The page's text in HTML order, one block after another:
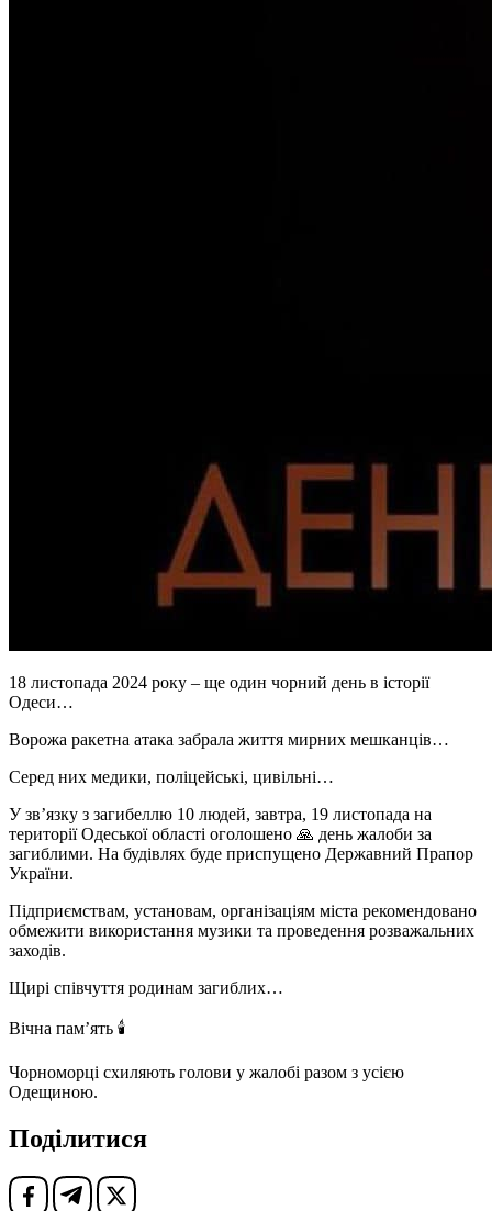
18 листопада 2024 року – ще один чорний день в історії
Одеси…
Ворожа ракетна атака забрала життя мирних мешканців…
Серед них медики, поліцейські, цивільні…
У зв’язку з загибеллю 10 людей, завтра, 19 листопада на
території Одеської області оголошено 🙏 день жалоби за
загиблими. На будівлях буде приспущено Державний Прапор
України.
Підприємствам, установам, організаціям міста рекомендовано
обмежити використання музики та проведення розважальних
заходів.
Щирі співчуття родинам загиблих…
Вічна памʼять 🕯
Чорноморці схиляють голови у жалобі разом з усією
Одещиною.
Поділитися